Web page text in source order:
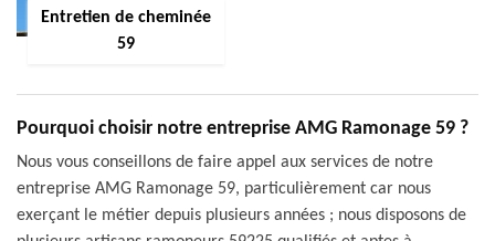
Entretien de cheminée
59
Pourquoi choisir notre entreprise AMG Ramonage 59 ?
Nous vous conseillons de faire appel aux services de notre
entreprise AMG Ramonage 59, particulièrement car nous
exerçant le métier depuis plusieurs années ; nous disposons de